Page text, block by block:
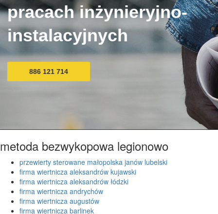
pracach inżynieryjno-
instalacyjnych
886 121 714
metoda bezwykopowa legionowo
przewierty sterowane małopolska janów lubelski
firma wiertnicza aleksandrów kujawski
firma wiertnicza aleksandrów łódzki
firma wiertnicza andrychów
firma wiertnicza augustów
firma wiertnicza barlinek